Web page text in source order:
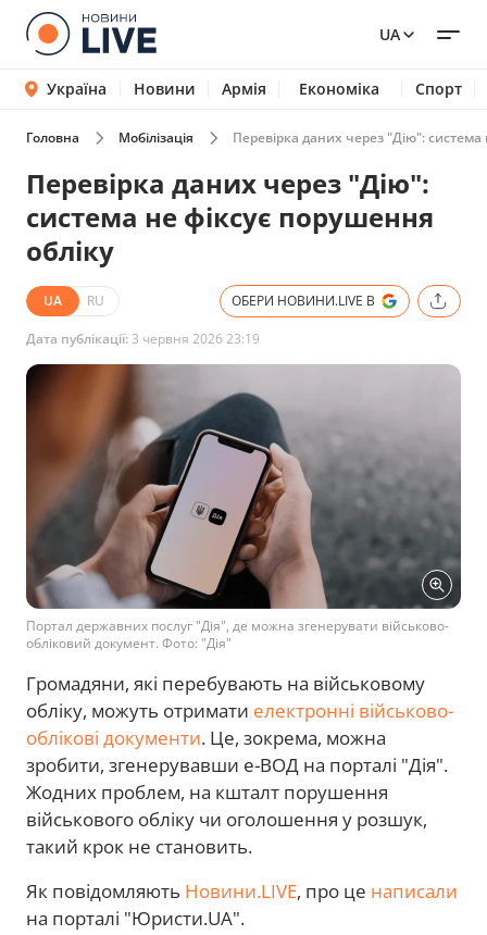
UA
Україна Новини Армія Економіка Спорт
Головна Мобілізація Перевірка даних через "Дію": система
Перевірка даних через "Дію":
система не фіксує порушення
обліку
UA RU ОБЕРИ НОВИНИ.LIVE В
Дата публікації: 3 червня 2026 23:19
Портал державних послуг "Дія", де можна згенерувати військово-
обліковий документ. Фото: "Дія"
Громадяни, які перебувають на військовому
обліку, можуть отримати електронні військово-
облікові документи. Це, зокрема, можна
зробити, згенерувавши е-ВОД на порталі "Дія".
Жодних проблем, на кшталт порушення
військового обліку чи оголошення у розшук,
такий крок не становить.
Як повідомляють Новини.LIVE, про це написали
на порталі "Юристи.UA".